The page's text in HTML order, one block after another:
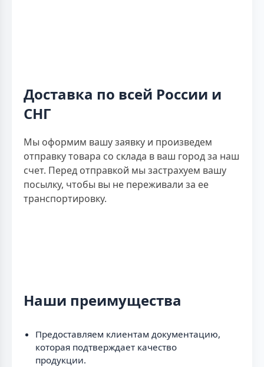
Доставка по всей России и
СНГ
Мы оформим вашу заявку и произведем
отправку товара со склада в ваш город за наш
счет. Перед отправкой мы застрахуем вашу
посылку, чтобы вы не переживали за ее
транспортировку.
Наши преимущества
Предоставляем клиентам документацию,
которая подтверждает качество
продукции.